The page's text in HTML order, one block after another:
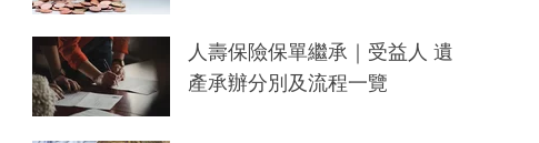
人壽保險保單繼承｜受益人 遺
產承辦分別及流程一覽